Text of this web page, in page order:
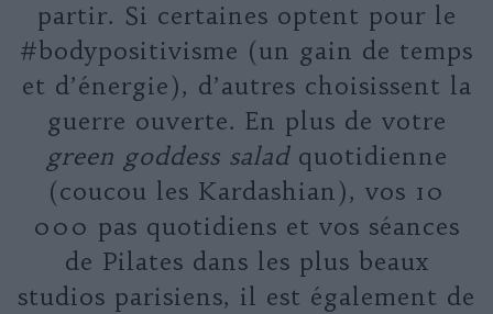
partir. Si certaines optent pour le
#bodypositivisme (un gain de temps
et d’énergie), d’autres choisissent la
guerre ouverte. En plus de votre
green goddess saladquotidienne
(coucou les Kardashian), vos 10
000 pas quotidiens et vos séances
de Pilates dans les plus beaux
studios parisiens, il est également de